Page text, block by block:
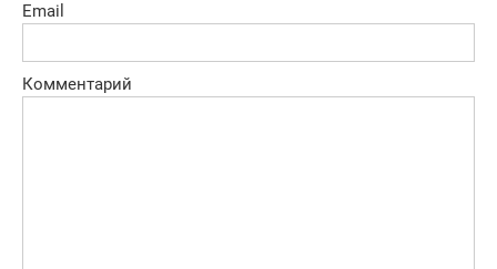
Email
Комментарий